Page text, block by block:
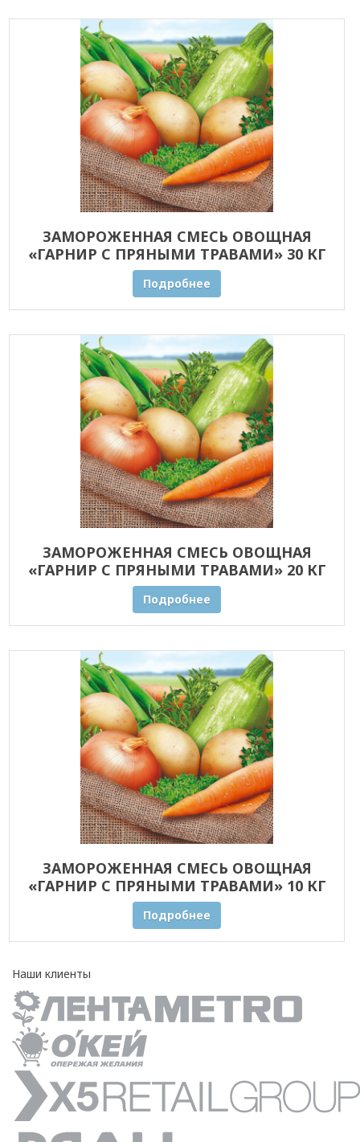
ЗАМОРОЖЕННАЯ СМЕСЬ ОВОЩНАЯ
«ГАРНИР С ПРЯНЫМИ ТРАВАМИ» 30 КГ
ОПТОМ
Подробнее
ЗАМОРОЖЕННАЯ СМЕСЬ ОВОЩНАЯ
«ГАРНИР С ПРЯНЫМИ ТРАВАМИ» 20 КГ
ОПТОМ
Подробнее
ЗАМОРОЖЕННАЯ СМЕСЬ ОВОЩНАЯ
«ГАРНИР С ПРЯНЫМИ ТРАВАМИ» 10 КГ
ОПТОМ
Подробнее
Наши клиенты